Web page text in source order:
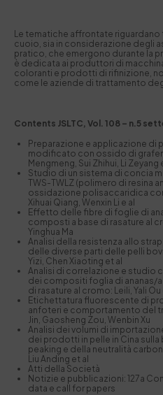
Le tematiche affrontate riguardano
cuoio, sia in considerazione degli
pratico, che emergono durante la
è dedicata ai produttori di
coloranti e prodotti di rifinizione,
come le aziende di trattamento
Contents JSLTC, Vol. 108 – n.5
Preparazione e applicazione di
modificato con ossido di
Mengmeng, Sui Zhihui, Li Zeyang
Studio di un sistema di concia
TWS-TWLZ (polimero di resina
ossidazione polisaccaridica
Xihuai Qiang, Wenxin Li e al
Effetto delle fibre di foglie di
composti a base di rasature al
Yinghua Ma
Analisi della resistenza allo
delle diverse parti delle pelli
Yizi, Chen Xiaoting et al
Analisi di correlazione e studio
dei compositi foglia di
di rasature al cromo: Leili, Yali Ou
Etichettatura fluorescente di
anfoteri e comportamento del
Jin, Gaosheng Zou, Wenbin Xu
Analisi dei volumi di
dei prodotti in pelle in Cina
peaking e della neutralità
Liu Anding et al
Atti della Società
Notizie e pubblicazioni: 127a
data e call for papers